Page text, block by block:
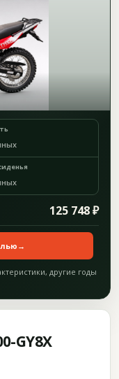
125 748 ₽
→
другие годы
GY8X